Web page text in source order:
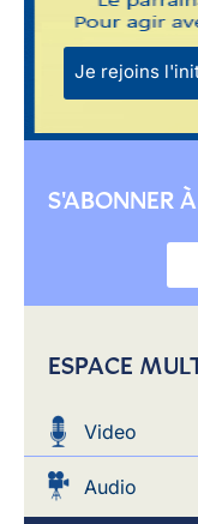
Je rejoins
S'ABONNER
ESPACE
Video
Audio